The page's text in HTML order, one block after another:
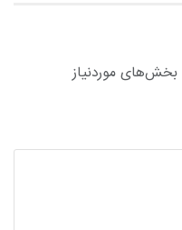
بخش‌های موردنیاز